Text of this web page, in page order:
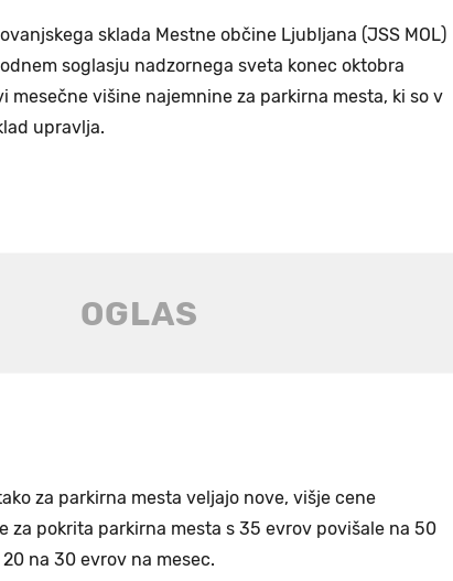
sklada Mestne občine Ljubljana (JSS MOL)
soglasju nadzornega sveta konec oktobra
mesečne višine najemnine za parkirna mesta, ki so v
upravlja.
za parkirna mesta veljajo nove, višje cene
za pokrita parkirna mesta s 35 evrov povišale na 50
na 30 evrov na mesec.